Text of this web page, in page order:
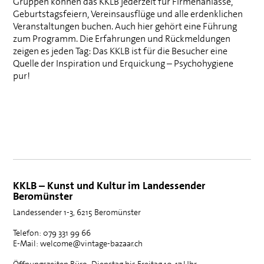
Geburtstagsfeiern, Vereinsausflüge und alle erdenklichen
Veranstaltungen buchen. Auch hier gehört eine Führung
zum Programm. Die Erfahrungen und Rückmeldungen
zeigen es jeden Tag: Das KKLB ist für die Besucher eine
Quelle der Inspiration und Erquickung – Psychohygiene
pur!
KKLB – Kunst und Kultur im Landessender
Beromünster
Landessender 1-3, 6215 Beromünster
Telefon: 079 331 99 66
E-Mail: welcome@vintage-bazaar.ch